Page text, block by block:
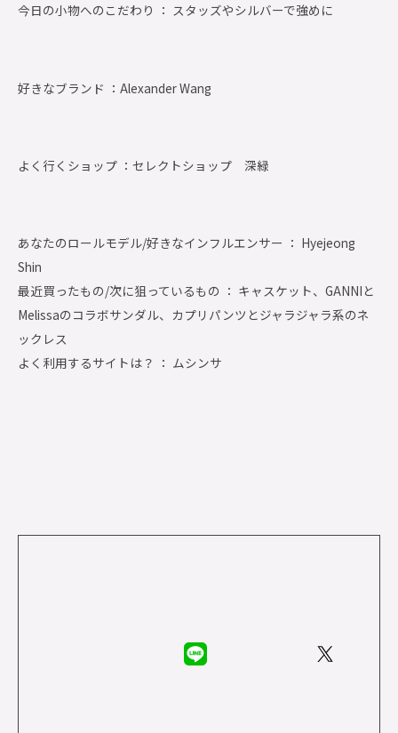
今日の小物へのこだわり ： スタッズやシルバーで強めに
好きなブランド ： Alexander Wang
よく行くショップ ： セレクトショップ 深緑
あなたのロールモデル/好きなインフルエンサー ： Hyejeong
Shin
最近買ったもの/次に狙っているもの ： キャスケット、GANNIと
Melissaのコラボサンダル、カプリパンツとジャラジャラ系のネ
ックレス
よく利用するサイトは？ ： ムシンサ